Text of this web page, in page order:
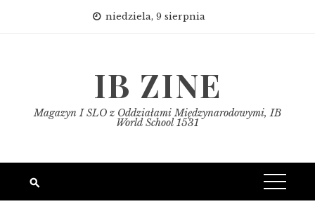
niedziela, 9 sierpnia
IB ZINE
Magazyn I SLO z Oddziałami Międzynarodowymi, IB
World School 1531